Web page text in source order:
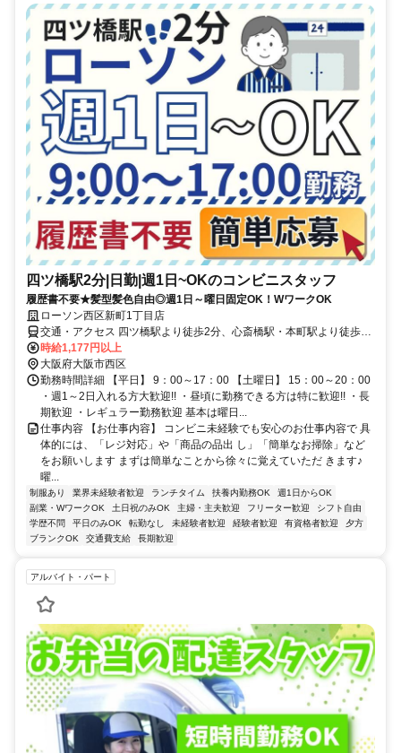
四ツ橋駅2分|日勤|週1日~OKのコンビニスタッフ
履歴書不要★髪型髪色自由◎週1日～曜日固定OK！WワークOK
ローソン西区新町1丁目店
交通・アクセス 四ツ橋駅より徒歩2分、心斎橋駅・本町駅より徒歩6
分
時給1,177円以上
大阪府大阪市西区
勤務時間詳細 【平日】 9：00～17：00 【土曜日】 15：00～20：00
・週1～2日入れる方大歓迎!! ・昼頃に勤務できる⽅は特に歓迎!! ・長
期歓迎 ・レギュラー勤務歓迎 基本は曜日...
仕事内容 【お仕事内容】 コンビニ未経験でも安心のお仕事内容で 具
体的には、「レジ対応」や「商品の品出 し」「簡単なお掃除」など
をお願いします まずは簡単なことから徐々に覚えていただ きます♪
曜...
制服あり 業界未経験者歓迎 ランチタイム 扶養内勤務OK
週1日からOK
副業・WワークOK
土日祝のみOK 主婦・主夫歓迎 フリーター歓迎
シフト自由
学歴不問
平日のみOK 転勤なし 未経験者歓迎 経験者歓迎 有資格者歓迎
夕方
ブランクOK
交通費支給 長期歓迎
アルバイト・パート